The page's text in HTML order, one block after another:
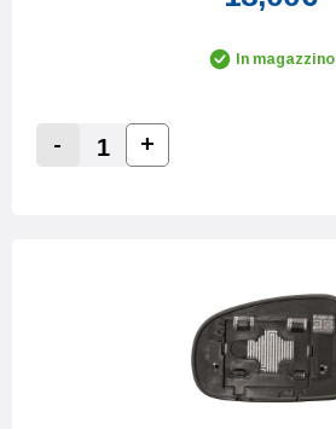
In magazzino
Decrease Quantity:
-
Increase Quantity:
+